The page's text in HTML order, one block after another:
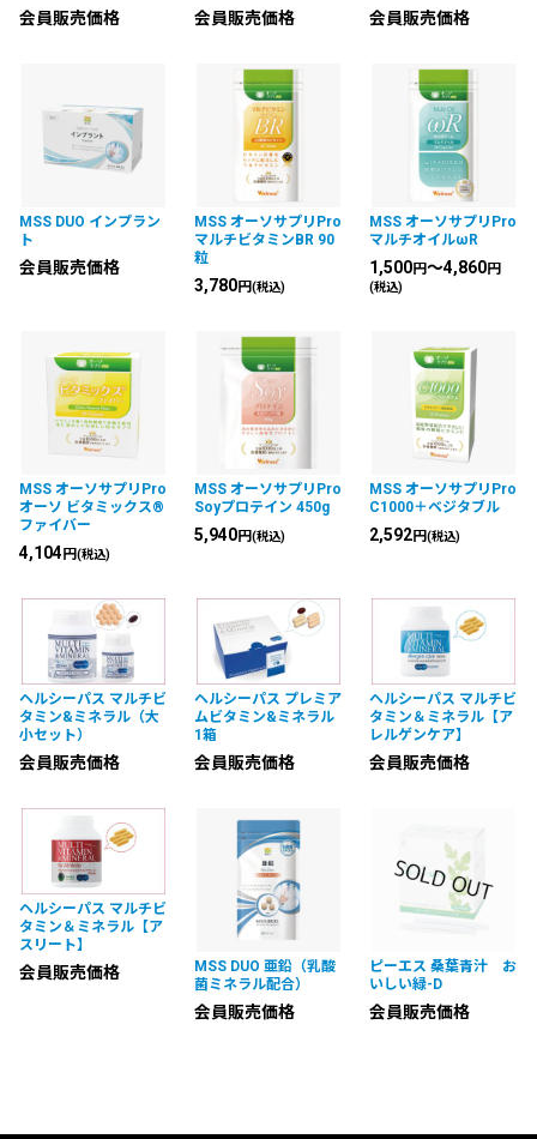
会員販売価格 会員販売価格 会員販売価格
MSS DUO インプラン
ト
会員販売価格
MSS オーソサプリPro
マルチビタミンBR 90
粒
3,780円(税込)
MSS オーソサプリPro
マルチオイルωR
1,500円～4,860円
(税込)
MSS オーソサプリPro
オーソ ビタミックス®
ファイバー
4,104円(税込)
MSS オーソサプリPro
Soyプロテイン 450g
5,940円(税込)
MSS オーソサプリPro
C1000＋ベジタブル
2,592円(税込)
ヘルシーパス マルチビ
タミン&ミネラル（大
小セット）
会員販売価格
ヘルシーパス プレミア
ムビタミン&ミネラル
1箱
会員販売価格
ヘルシーパス マルチビ
タミン＆ミネラル【ア
レルゲンケア】
会員販売価格
ヘルシーパス マルチビ
タミン＆ミネラル【ア
スリート】
会員販売価格
MSS DUO 亜鉛（乳酸
菌ミネラル配合）
会員販売価格
ピーエス 桑葉青汁 お
いしい緑-D
会員販売価格